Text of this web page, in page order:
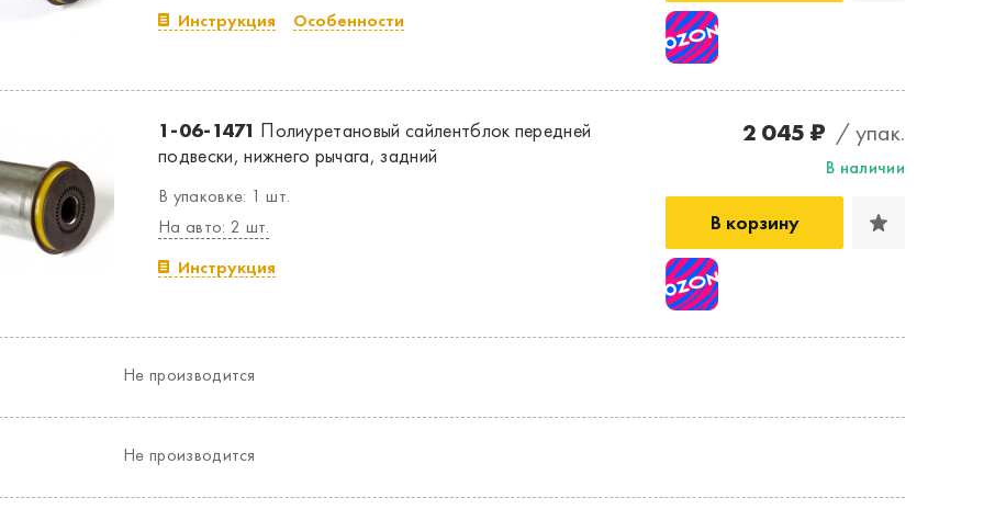
Инструкция
Особенности
1-06-1471 Полиуретановый сайлентблок передней
подвески, нижнего рычага, задний
В упаковке: 1 шт.
На авто: 2 шт.
Инструкция
2 045 ₽ / упак.
В наличии
В корзину
Не производится
Не производится